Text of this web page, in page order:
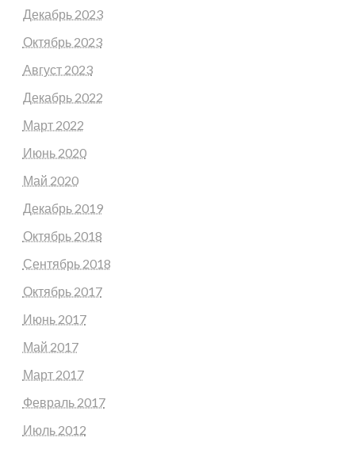
Декабрь 2023
Октябрь 2023
Август 2023
Декабрь 2022
Март 2022
Июнь 2020
Май 2020
Декабрь 2019
Октябрь 2018
Сентябрь 2018
Октябрь 2017
Июнь 2017
Май 2017
Март 2017
Февраль 2017
Июль 2012